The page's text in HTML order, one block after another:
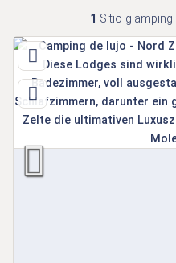
1 Sitio glamping